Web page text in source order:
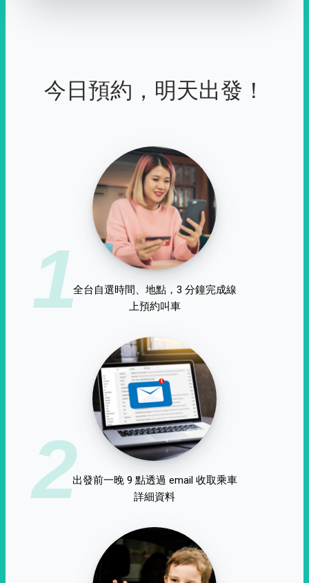
今日預約，明天出發！
1全台自選時間、地點，3 分鐘完成線
上預約叫車
2出發前一晚 9 點透過 email 收取乘車
詳細資料